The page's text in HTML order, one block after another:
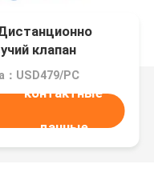
клапан
：USD479/PC
контактные
данные